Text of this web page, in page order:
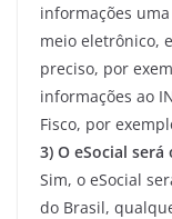
informações
meio eletrônico,
preciso, por
informações ao
Fisco, por
3) O eSocial
Sim, o eSocial
do Brasil,